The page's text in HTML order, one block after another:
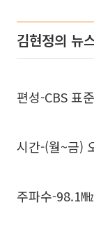
김현정의 뉴
편성-CBS 표
시간-(월~금)
주파수-98.1